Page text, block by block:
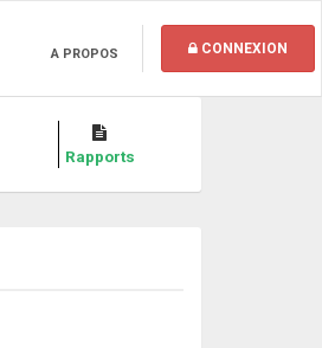
A PROPOS CONNEXION
Rapports